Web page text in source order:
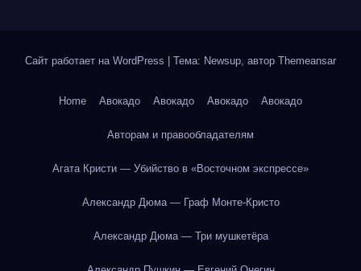
Сайт работает на WordPress Тема: Newsup, автор Themeansar
Home Авокадо Авокадо Авокадо Авокадо
Авторам и правообладателям
Агата Кристи — Убийство в «Восточном экспрессе»
Александр Дюма — Граф Монте-Кристо
Александр Дюма — Три мушкетёра